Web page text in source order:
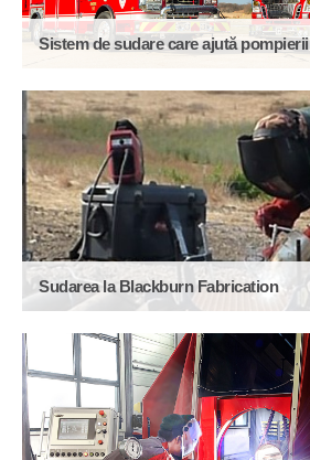
Sistem de sudare care ajută pompierii
Sudarea la Blackburn Fabrication